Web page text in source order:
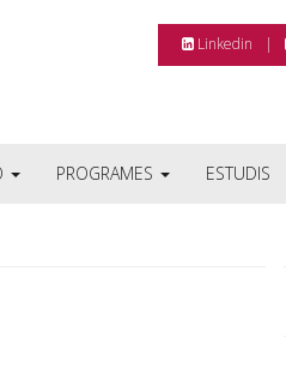
Linkedin
PROGRAMES ESTUDIS